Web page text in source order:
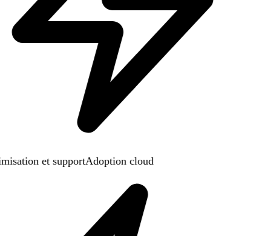
et supportAdoption cloud